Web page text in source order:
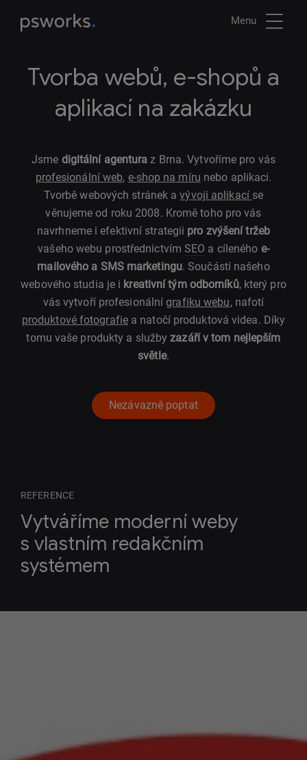
Menu
Tvorba webů, e-shopů a
aplikací na zakázku
Jsme digitální agentura z Brna. Vytvoříme pro vás
profesionální web, e-shop na míru nebo aplikaci.
Tvorbě webových stránek avývoji aplikací se
věnujeme od roku 2008. Kromě toho pro vás
navrhneme i efektivní strategii pro zvýšení tržeb
vašeho webu prostřednictvím SEO a cíleného e-
mailového a SMS marketingu. Součástí našeho
webového studia je i kreativní tým odborníků, který pro
vás vytvoří profesionálnígrafiku webu, nafotí
produktové fotografiea natočí produktová videa. Díky
tomu vaše produkty a službyzazáří v tom nejlepším
světle.
Nezávazně poptat
REFERENCE
Vytváříme moderní weby
s vlastním redakčním
systémem